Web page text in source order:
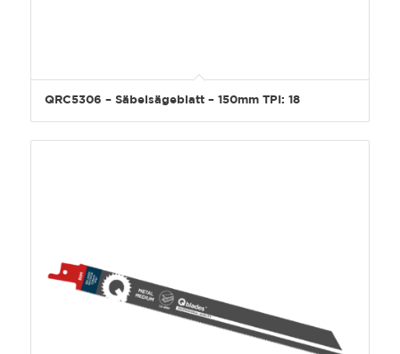
QRC5306 – Säbelsägeblatt – 150mm TPI: 18